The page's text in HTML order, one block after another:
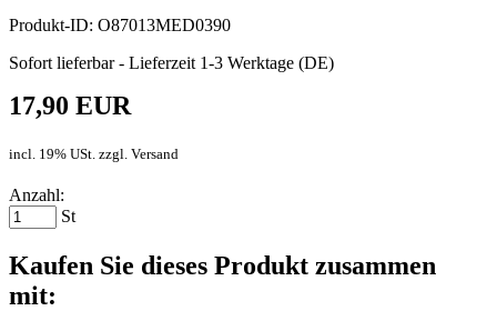
Produkt-ID: O87013MED0390
Sofort lieferbar - Lieferzeit 1-3 Werktage (DE)
17,90 EUR
incl. 19% USt. zzgl. Versand
Anzahl:
St
Kaufen Sie dieses Produkt zusammen
mit: